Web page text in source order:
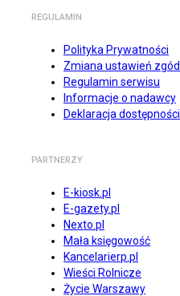
REGULAMIN
Polityka Prywatności
Zmiana ustawień zgód
Regulamin serwisu
Informacje o nadawcy
Deklaracja dostępności
PARTNERZY
E-kiosk.pl
E-gazety.pl
Nexto.pl
Mała księgowość
Kancelarierp.pl
Wieści Rolnicze
Życie Warszawy